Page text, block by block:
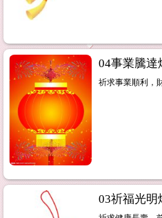
04事業騰達
祈求事業順利，
03祈福光明